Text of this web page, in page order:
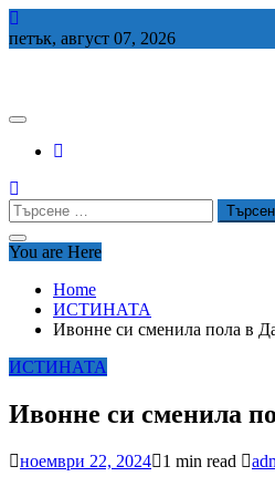
Skip
to
петък, август 07, 2026
Търсене
за:
You are Here
Home
ИСТИНАТА
Ивонне си сменила пола в
ИСТИНАТА
Ивонне си сменила
ноември 22, 2024 1 min read